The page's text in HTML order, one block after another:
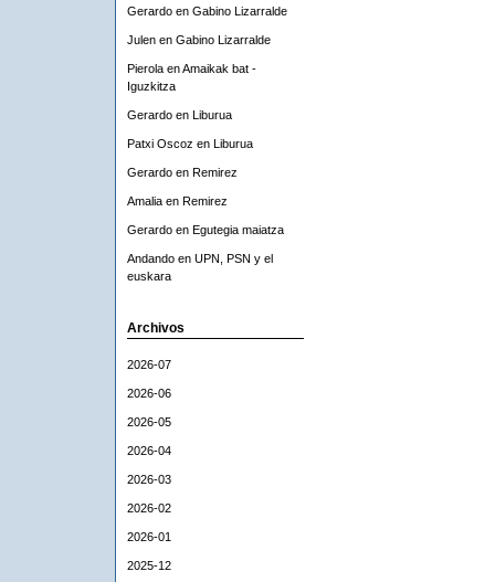
Gerardoen Gabino Lizarralde
Julenen Gabino Lizarralde
PierolaenAmaikak bat -
Iguzkitza
Gerardoen Liburua
Patxi Oscoz en Liburua
Gerardoen Remirez
Amaliaen Remirez
Gerardoen Egutegia maiatza
Andandoen UPN, PSN y el
euskara
Archivos
2026-07
2026-06
2026-05
2026-04
2026-03
2026-02
2026-01
2025-12